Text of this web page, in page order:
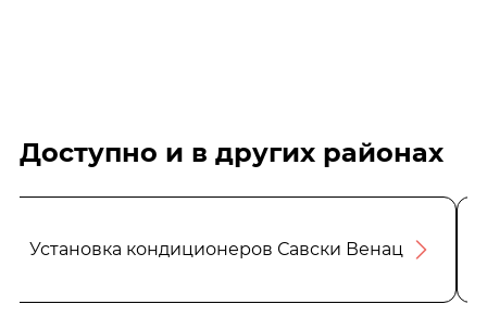
Доступно и в других районах
Установка кондиционеров Савски Венац